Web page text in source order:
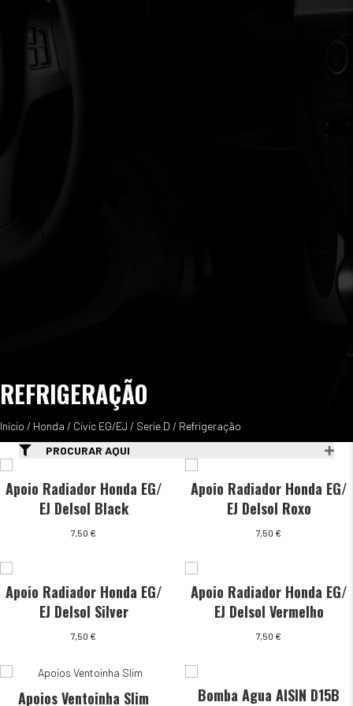
REFRIGERAÇÃO
Início / Honda / Civic EG/EJ / Serie D / Refrigeração
PROCURAR AQUI
Apoio Radiador Honda EG/
EJ Delsol Black
7,50 €
Apoio Radiador Honda EG/
EJ Delsol Roxo
7,50 €
Apoio Radiador Honda EG/
EJ Delsol Silver
7,50 €
Apoio Radiador Honda EG/
EJ Delsol Vermelho
7,50 €
Apoios Ventoinha Slim Bomba Agua AISIN D15B